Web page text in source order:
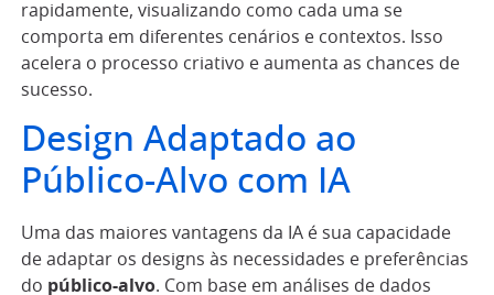
rapidamente, visualizando como cada uma se
comporta em diferentes cenários e contextos. Isso
acelera o processo criativo e aumenta as chances de
sucesso.
Design Adaptado ao
Público-Alvo com IA
Uma das maiores vantagens da IA é sua capacidade
de adaptar os designs às necessidades e preferências
do público-alvo. Com base em análises de dados